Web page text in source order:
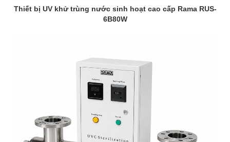
Thiết bị UV khử trùng nước sinh hoạt cao cấp Rama RUS-
6B80W